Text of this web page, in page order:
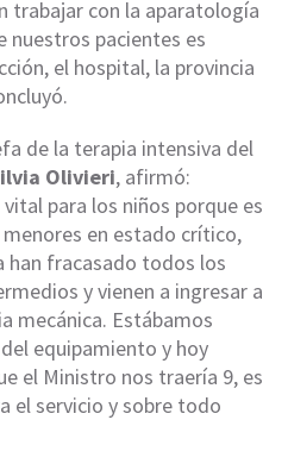
trabajar con la aparatología
nuestros pacientes es
el hospital, la provincia
de la terapia intensiva del
Olivieri, afirmó:
para los niños porque es
en estado crítico,
han fracasado todos los
y vienen a ingresar a
mecánica. Estábamos
equipamiento y hoy
el Ministro nos traería 9, es
el servicio y sobre todo